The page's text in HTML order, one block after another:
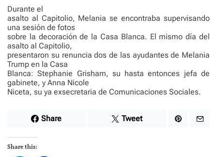
Durante el
asalto al Capitolio, Melania se encontraba supervisando
una sesión de fotos
sobre la decoración de la Casa Blanca. El mismo día del
asalto al Capitolio,
presentaron su renuncia dos de las ayudantes de Melania
Trump en la Casa
Blanca: Stephanie Grisham, su hasta entonces jefa de
gabinete, y Anna Nicole
Niceta, su ya exsecretaria de Comunicaciones Sociales.
Share Tweet
Share this: